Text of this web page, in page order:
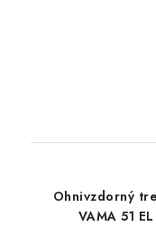
Ohnivzdorný
VAMA 51 EL